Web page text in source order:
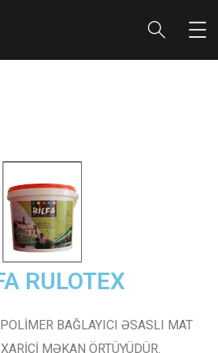
RULOTEX
BAĞLAYICI ƏSASLI MAT
MƏKAN ÖRTÜYÜDÜR.